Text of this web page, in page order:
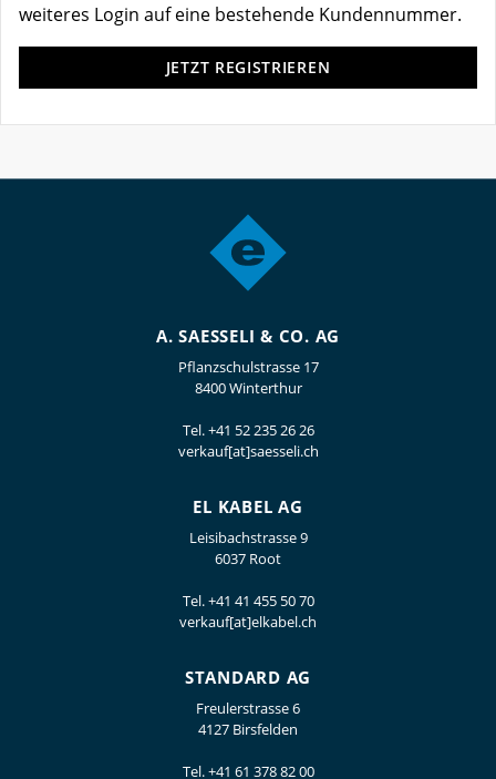
weiteres Login auf eine bestehende Kundennummer.
JETZT REGISTRIEREN
A. SAESSELI & CO. AG
Pflanzschulstrasse 17
8400 Winterthur
Tel.+41 52 235 26 26
verkauf[at]saesseli.ch
EL KABEL AG
Leisibachstrasse 9
6037 Root
Tel.+41 41 455 50 70
verkauf[at]elkabel.ch
STANDARD AG
Freulerstrasse 6
4127 Birsfelden
Tel.+41 61 378 82 00